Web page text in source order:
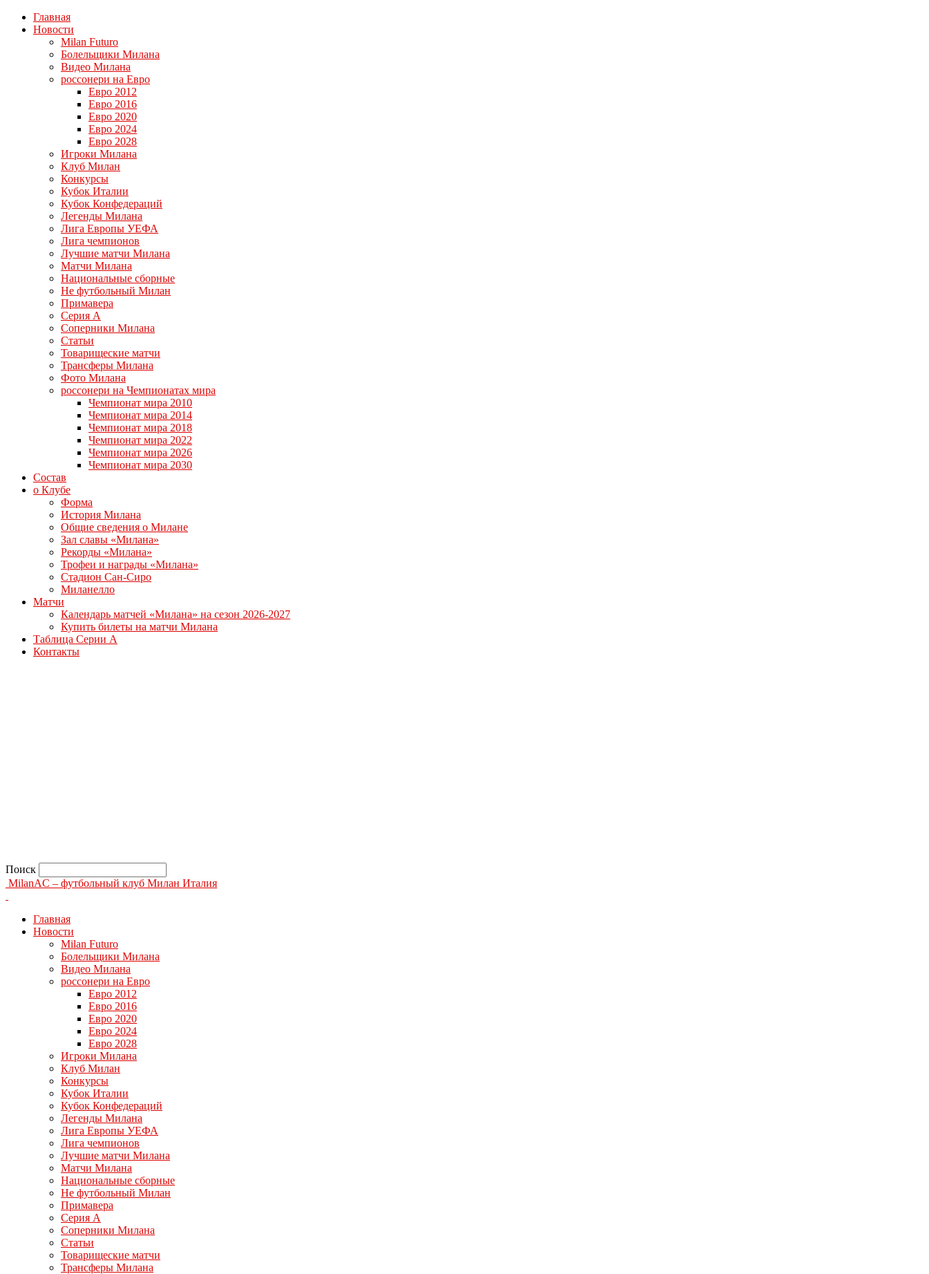
Главная
Новости
Milan Futuro
Болельщики Милана
Видео Милана
россонери на Евро
Евро 2012
Евро 2016
Евро 2020
Евро 2024
Евро 2028
Игроки Милана
Клуб Милан
Конкурсы
Кубок Италии
Кубок Конфедераций
Легенды Милана
Лига Европы УЕФА
Лига чемпионов
Лучшие матчи Милана
Матчи Милана
Национальные сборные
Не футбольный Милан
Примавера
Серия А
Соперники Милана
Статьи
Товарищеские матчи
Трансферы Милана
Фото Милана
россонери на Чемпионатах мира
Чемпионат мира 2010
Чемпионат мира 2014
Чемпионат мира 2018
Чемпионат мира 2022
Чемпионат мира 2026
Чемпионат мира 2030
Состав
о Клубе
Форма
История Милана
Общие сведения о Милане
Зал славы «Милана»
Рекорды «Милана»
Трофеи и награды «Милана»
Стадион Сан-Сиро
Миланелло
Матчи
Календарь матчей «Милана» на сезон 2026-2027
Купить билеты на матчи Милана
Таблица Серии А
Контакты
Поиск
MilanAC – футбольный клуб Милан Италия
Главная
Новости
Milan Futuro
Болельщики Милана
Видео Милана
россонери на Евро
Евро 2012
Евро 2016
Евро 2020
Евро 2024
Евро 2028
Игроки Милана
Клуб Милан
Конкурсы
Кубок Италии
Кубок Конфедераций
Легенды Милана
Лига Европы УЕФА
Лига чемпионов
Лучшие матчи Милана
Матчи Милана
Национальные сборные
Не футбольный Милан
Примавера
Серия А
Соперники Милана
Статьи
Товарищеские матчи
Трансферы Милана